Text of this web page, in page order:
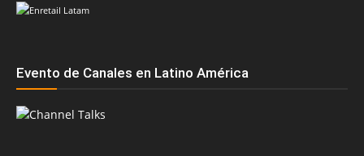
Evento de Canales en Latino América